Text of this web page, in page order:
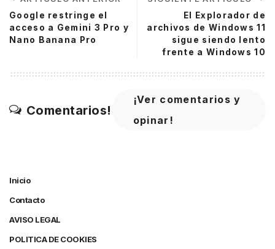
Google restringe el
acceso a Gemini 3 Pro y
Nano Banana Pro
El Explorador de
archivos de Windows 11
sigue siendo lento
frente a Windows 10
Comentarios!
¡Ver comentarios y
opinar!
Inicio
Contacto
AVISO LEGAL
POLITICA DE COOKIES